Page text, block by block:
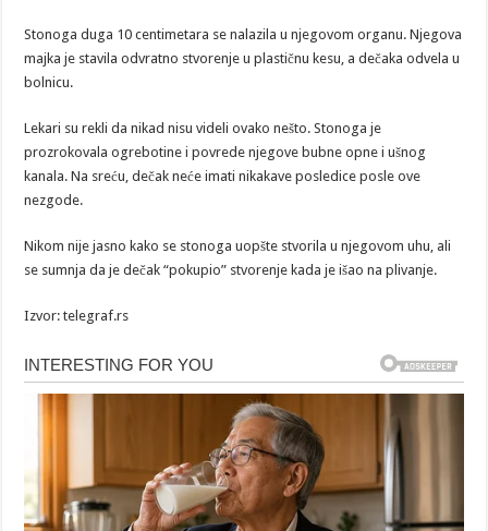
Stonoga duga 10 centimetara se nalazila u njegovom organu. Njegova
majka je stavila odvratno stvorenje u plastičnu kesu, a dečaka odvela u
bolnicu.
Lekari su rekli da nikad nisu videli ovako nešto. Stonoga je
prozrokovala ogrebotine i povrede njegove bubne opne i ušnog
kanala. Na sreću, dečak neće imati nikakave posledice posle ove
nezgode.
Nikom nije jasno kako se stonoga uopšte stvorila u njegovom uhu, ali
se sumnja da je dečak “pokupio” stvorenje kada je išao na plivanje.
Izvor: telegraf.rs